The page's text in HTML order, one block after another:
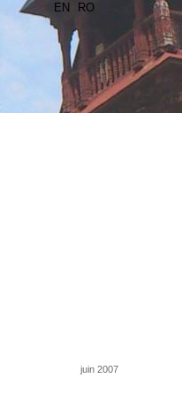
EN RO
juin 2007